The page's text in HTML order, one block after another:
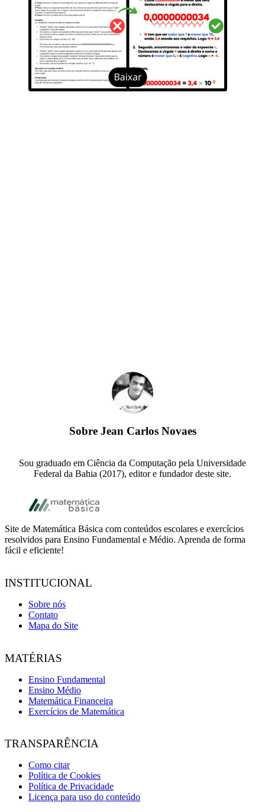
Sobre Jean Carlos Novaes
Sou graduado em Ciência da Computação pela Universidade
Federal da Bahia (2017), editor e fundador deste site.
Footer
Site de Matemática Básica com conteúdos escolares e exercícios
resolvidos para Ensino Fundamental e Médio. Aprenda de forma
fácil e eficiente!
INSTITUCIONAL
Sobre nós
Contato
Mapa do Site
MATÉRIAS
Ensino Fundamental
Ensino Médio
Matemática Financeira
Exercícios de Matemática
TRANSPARÊNCIA
Como citar
Política de Cookies
Política de Privacidade
Licença para uso do conteúdo